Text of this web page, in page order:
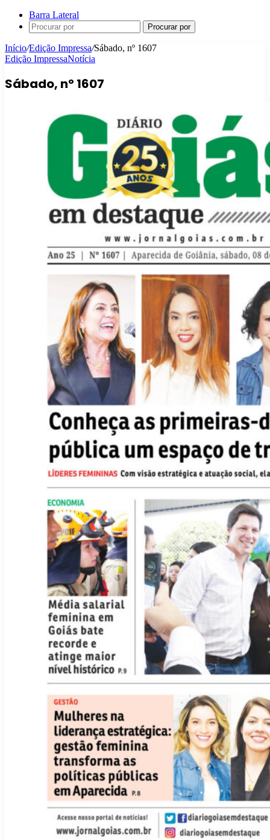
Barra Lateral
Procurar por
Início/Edição Impressa/Sábado, nº 1607
Edição ImpressaNotícia
Sábado, nº 1607